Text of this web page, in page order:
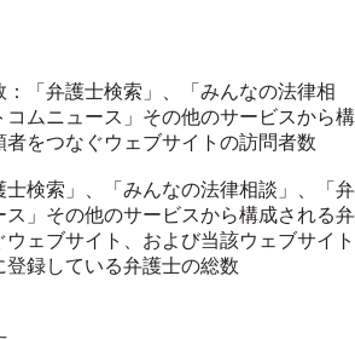
「弁護士検索」、「みんなの法律相
ムニュース」その他のサービスから構
者をつなぐウェブサイトの訪問者数
検索」、「みんなの法律相談」、「弁
」その他のサービスから構成される弁
ェブサイト、および当該ウェブサイト
録している弁護士の総数